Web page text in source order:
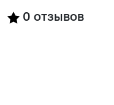
0 отзывов